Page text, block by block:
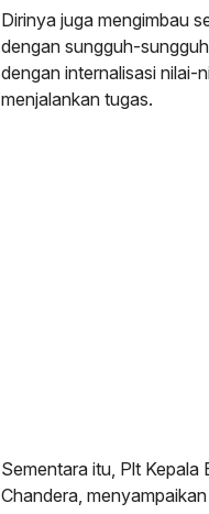
Dirinya juga mengimbau
dengan sungguh-
dengan internalisasi nilai-
menjalankan tugas.
Sementara itu, Plt
Chandera,